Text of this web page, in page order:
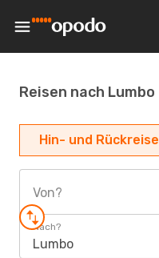
Reisen nach Lumbo
Hin- und Rückreise
Von?
Nach?
Lumbo